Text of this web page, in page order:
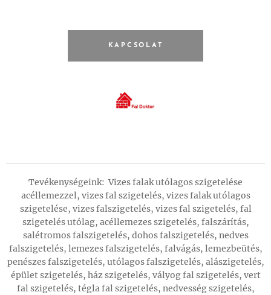
KAPCSOLAT
Tevékenységeink: Vizes falak utólagos szigetelése
acéllemezzel, vizes fal szigetelés, vizes falak utólagos
szigetelése, vizes falszigetelés, vizes fal szigetelés, fal
szigetelés utólag, acéllemezes szigetelés, falszárítás,
salétromos falszigetelés, dohos falszigetelés, nedves
falszigetelés, lemezes falszigetelés, falvágás, lemezbeütés,
penészes falszigetelés, utólagos falszigetelés, alászigetelés,
épület szigetelés, ház szigetelés, vályog fal szigetelés, vert
fal szigetelés, tégla fal szigetelés, nedvesség szigetelés,